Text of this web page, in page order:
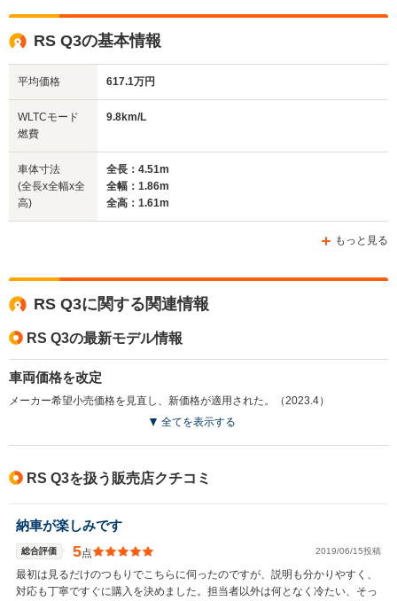
サイズ
(全長x全幅x全高)
WLTCモード
燃費
排気量
駆動方式
全高
1.56m
1.86m
9.8km/L
└市街地:7.2km/L
└郊外:9.9km/L
└高速道路:11.4km/L
2480cc
4WD
└高速道路:13.3～
2994cc
4WD
└高速道
4WD
RS Q3の基本情報
平均価格 617.1万円
WLTCモード
燃費
9.8km/L
車体寸法
(全長x全幅x全
高)
全長：4.51m
全幅：1.86m
全高：1.61m
もっと見る
RS Q3に関する関連情報
RS Q3の最新モデル情報
車両価格を改定
メーカー希望小売価格を見直し、新価格が適用された。（2023.4）
全てを表示する
RS Q3を扱う販売店クチコミ
納車が楽しみです
総合評価 5点 2019/06/15投稿
最初は見るだけのつもりでこちらに伺ったのですが、説明も分かりやすく、
対応も丁寧ですぐに購入を決めました。担当者以外は何となく冷たい、そっ